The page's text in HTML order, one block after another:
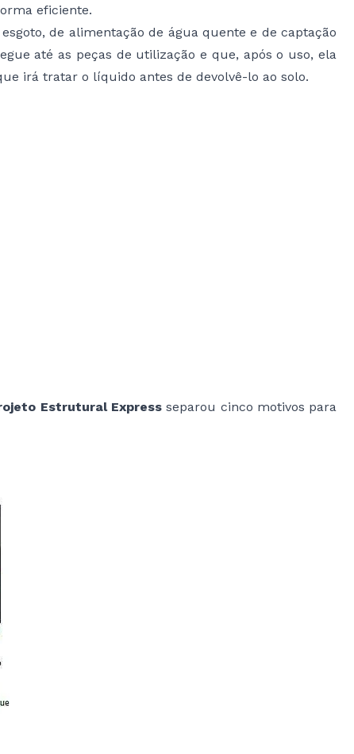
eficiente.
de alimentação de água quente e de captação
até as peças de utilização e que, após o uso, ela
irá tratar o líquido antes de devolvê-lo ao solo.
Estrutural Expressseparou cinco motivos para